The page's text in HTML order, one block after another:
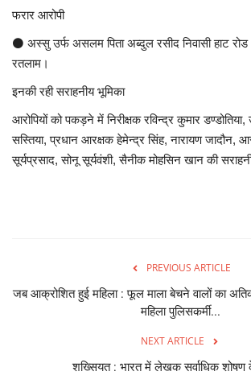
फरार आरोपी
⚫ अस्सु उर्फ असलम पिता अब्दुल रसीद निवासी हाट रोड
रतलाम।
इनकी रही सराहनीय भूमिका
आरोपियों को पकड़ने में निरीक्षक रविन्द्र कुमार
सस्तिया, प्रधान आरक्षक हेमेन्द्र सिंह, नारायण जादौन,
सूर्यप्रसाद, सोनू सूर्यवंशी, सैनीक मोहसिन खान की
PREVIOUS ARTICLE
जब आक्रोशित हुई महिला : फूल माला बेचने वालों का
महिला पुलिसकर्मी...
NEXT ARTICLE
शख्सियत : भारत में लेखक सर्वाधिक शोषण